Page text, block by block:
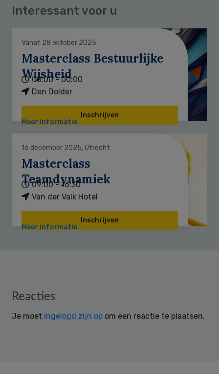
Interessant voor u
Vanaf 28 oktober 2025
Masterclass Bestuurlijke
Wijsheid
00:00 - 00:00
Den Dolder
Inschrijven
Meer informatie
16 december 2025, Utrecht
Masterclass
Teamdynamiek
09:00 - 16:30
Van der Valk Hotel
Inschrijven
Meer informatie
Reader
Reacties
Je moet ingelogd zijn op om een reactie te plaatsen.